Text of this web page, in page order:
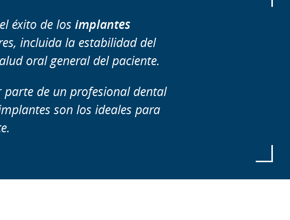
éxito de losimplantes
incluida la estabilidad del
oral general del paciente.
parte de un profesional dental
son los ideales para